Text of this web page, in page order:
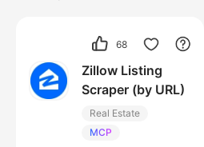
68
Zillow Listing
Scraper (by URL)
Real Estate
MCP